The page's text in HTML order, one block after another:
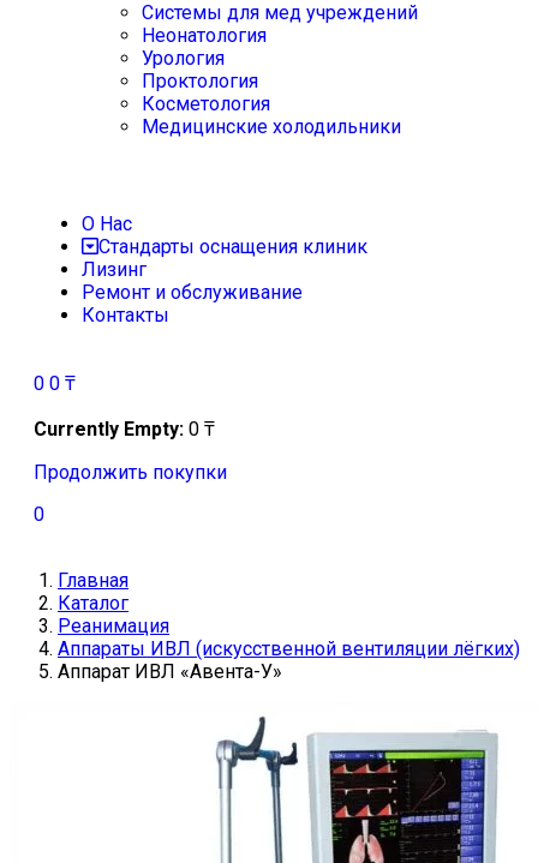
Системы для мед учреждений
Неонатология
Урология
Проктология
Косметология
Медицинские холодильники
О Нас
Стандарты оснащения клиник
Лизинг
Ремонт и обслуживание
Контакты
0 0 ₸
Currently Empty: 0 ₸
Продолжить покупки
0
Главная
Каталог
Реанимация
Аппараты ИВЛ (искусственной вентиляции лёгких)
Аппарат ИВЛ «Авента-У»